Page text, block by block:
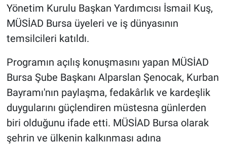
Yönetim Kurulu Başkan Yardımcısı İsmail Kuş,
MÜSİAD Bursa üyeleri ve iş dünyasının
temsilcileri katıldı.
Programın açılış konuşmasını yapan MÜSİAD
Bursa Şube Başkanı Alparslan Şenocak, Kurban
Bayramı'nın paylaşma, fedakârlık ve kardeşlik
duygularını güçlendiren müstesna günlerden
biri olduğunu ifade etti. MÜSİAD Bursa olarak
şehrin ve ülkenin kalkınması adına